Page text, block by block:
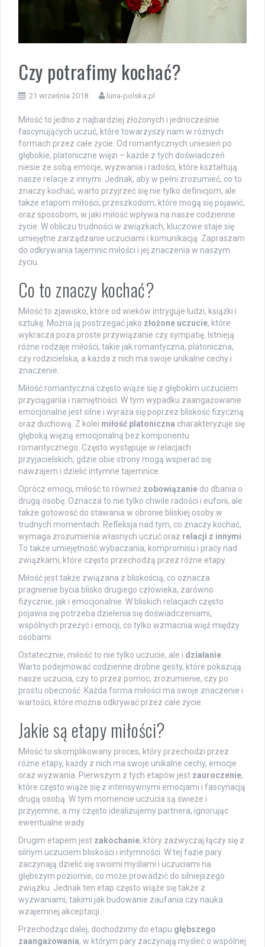
Czy potrafimy kochać?
21 września 2018 luna-polska.pl
Miłość to jedno z najbardziej złożonych i jednocześnie
fascynujących uczuć, które towarzyszy nam w różnych
formach przez całe życie. Od romantycznych uniesień po
głębokie, platoniczne więzi – każde z tych doświadczeń
niesie ze sobą emocje, wyzwania i radości, które kształtują
nasze relacje z innymi. Jednak, aby w pełni zrozumieć, co to
znaczy kochać, warto przyjrzeć się nie tylko definicjom, ale
także etapom miłości, przeszkodom, które mogą się pojawić,
oraz sposobom, w jaki miłość wpływa na nasze codzienne
życie. W obliczu trudności w związkach, kluczowe staje się
umiejętne zarządzanie uczuciami i komunikacją. Zapraszam
do odkrywania tajemnic miłości i jej znaczenia w naszym
życiu.
Co to znaczy kochać?
Miłość to zjawisko, które od wieków intryguje ludzi, książki i
sztukę. Można ją postrzegać jako złożone uczucie, które
wykracza poza proste przywiązanie czy sympatię. Istnieją
różne rodzaje miłości, takie jak romantyczna, platoniczna,
czy rodzicielska, a każda z nich ma swoje unikalne cechy i
znaczenie.
Miłość romantyczna często wiąże się z głębokim uczuciem
przyciągania i namiętności. W tym wypadku zaangażowanie
emocjonalne jest silne i wyraża się poprzez bliskość fizyczną
oraz duchową. Z kolei miłość platoniczna charakteryzuje się
głęboką więzią emocjonalną bez komponentu
romantycznego. Często występuje w relacjach
przyjacielskich, gdzie obie strony mogą wspierać się
nawzajem i dzielić intymne tajemnice.
Oprócz emocji, miłość to również zobowiązanie do dbania o
drugą osobę. Oznacza to nie tylko chwile radości i euforii, ale
także gotowość do stawania w obronie bliskiej osoby w
trudnych momentach. Refleksja nad tym, co znaczy kochać,
wymaga zrozumienia własnych uczuć oraz relacji z innymi
To także umiejętność wybaczania, kompromisu i pracy nad
związkami, które często przechodzą przez różne etapy.
Miłość jest także związana z bliskością, co oznacza
pragnienie bycia blisko drugiego człowieka, zarówno
fizycznie, jak i emocjonalnie. W bliskich relacjach często
pojawia się potrzeba dzielenia się doświadczeniami,
wspólnych przeżyć i emocji, co tylko wzmacnia więź między
osobami.
Ostatecznie, miłość to nie tylko uczucie, ale i działanie
Warto podejmować codzienne drobne gesty, które pokazują
nasze uczucia, czy to przez pomoc, zrozumienie, czy po
prostu obecność. Każda forma miłości ma swoje znaczenie i
wartości, które można odkrywać przez całe życie.
Jakie są etapy miłości?
Miłość to skomplikowany proces, który przechodzi przez
różne etapy, każdy z nich ma swoje unikalne cechy, emocje
oraz wyzwania. Pierwszym z tych etapów jest zauroczenie,
które często wiąże się z intensywnymi emocjami i fascynacją
drugą osobą. W tym momencie uczucia są świeże i
przyjemne, a my często idealizujemy partnera, ignorując
ewentualne wady.
Drugim etapem jest zakochanie, który zazwyczaj łączy się z
silnym uczuciem bliskości i intymności. W tej fazie pary
zaczynają dzielić się swoimi myślami i uczuciami na
głębszym poziomie, co może prowadzić do silniejszego
związku. Jednak ten etap często wiąże się także z
wyzwaniami, takimi jak budowanie zaufania czy nauka
wzajemnej akceptacji.
Przechodząc dalej, dochodzimy do etapu głębszego
zaangażowania, w którym pary zaczynają myśleć o wspólnej